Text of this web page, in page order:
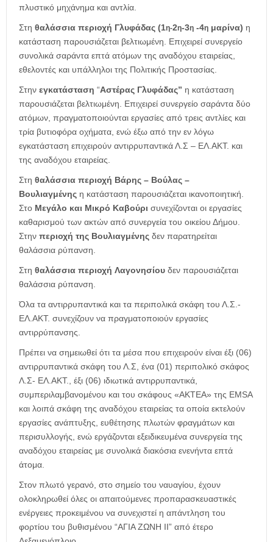
πλυστικό μηχάνημα και αντλία.
Στη θαλάσσια περιοχή Γλυφάδας (1η-2η-3η -4η μαρίνα) η
κατάσταση παρουσιάζεται βελτιωμένη. Eπιχειρεί συνεργείο
συνολικά σαράντα επτά ατόμων της αναδόχου εταιρείας,
εθελοντές και υπάλληλοι της Πολιτικής Προστασίας.
Στην εγκατάσταση “Αστέρας Γλυφάδας” η κατάσταση
παρουσιάζεται βελτιωμένη. Επιχειρεί συνεργείο σαράντα δύο
ατόμων, πραγματοποιούνται εργασίες από τρεις αντλίες και
τρία βυτιοφόρα οχήματα, ενώ έξω από την εν λόγω
εγκατάσταση επιχειρούν αντιρρυπαντικά Λ.Σ – ΕΛ.ΑΚΤ. και
της αναδόχου εταιρείας.
Στη θαλάσσια περιοχή Βάρης – Βούλας –
Βουλιαγμένης η κατάσταση παρουσιάζεται ικανοποιητική.
Στο Μεγάλο και Μικρό Καβούρι συνεχίζονται οι εργασίες
καθαρισμού των ακτών από συνεργεία του οικείου Δήμου.
Στην περιοχή της Βουλιαγμένης δεν παρατηρείται
θαλάσσια ρύπανση.
Στη θαλάσσια περιοχή Λαγονησίου δεν παρουσιάζεται
θαλάσσια ρύπανση.
Όλα τα αντιρρυπαντικά και τα περιπολικά σκάφη του Λ.Σ.-
ΕΛ.ΑΚΤ. συνεχίζουν να πραγματοποιούν εργασίες
αντιρρύπανσης.
Πρέπει να σημειωθεί ότι τα μέσα που επιχειρούν είναι έξι (06)
αντιρρυπαντικά σκάφη του Λ.Σ, ένα (01) περιπολικό σκάφος
Λ.Σ- ΕΛ.ΑΚΤ., έξι (06) ιδιωτικά αντιρρυπαντικά,
συμπεριλαμβανομένου και του σκάφους «ΑΚΤΕΑ» της EMSA
και λοιπά σκάφη της αναδόχου εταιρείας τα οποία εκτελούν
εργασίες ανάπτυξης, ευθέτησης πλωτών φραγμάτων και
περισυλλογής, ενώ εργάζονται εξειδικευμένα συνεργεία της
αναδόχου εταιρείας με συνολικά διακόσια ενενήντα επτά
άτομα.
Στον πλωτό γερανό, στο σημείο του ναυαγίου, έχουν
ολοκληρωθεί όλες οι απαιτούμενες προπαρασκευαστικές
ενέργειες προκειμένου να συνεχιστεί η απάντληση του
φορτίου του βυθισμένου “ΑΓΙΑ ΖΩΝΗ ΙΙ” από έτερο